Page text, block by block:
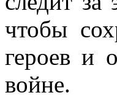
чтобы
героев и
войне.